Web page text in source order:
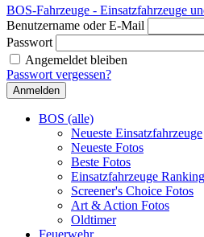
BOS-Fahrzeuge - Einsatzfahrzeuge
Benutzername oder E-Mail
Passwort
Angemeldet bleiben
Passwort vergessen?
BOS (alle)
Neueste Einsatzfahrzeuge
Neueste Fotos
Beste Fotos
Einsatzfahrzeuge Ranking
Screener's Choice Fotos
Art & Action Fotos
Oldtimer
Feuerwehr